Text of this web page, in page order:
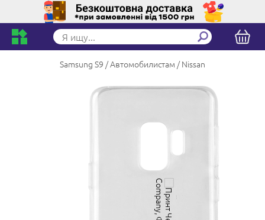
Samsung S9 Автомобилистам Nissan